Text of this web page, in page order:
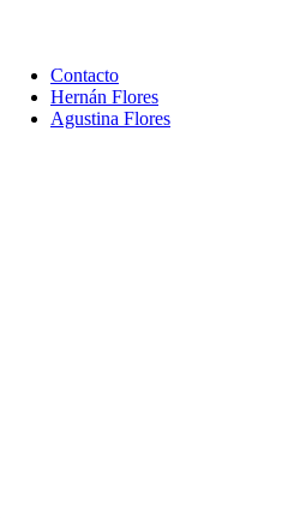
Contacto
Hernán Flores
Agustina Flores